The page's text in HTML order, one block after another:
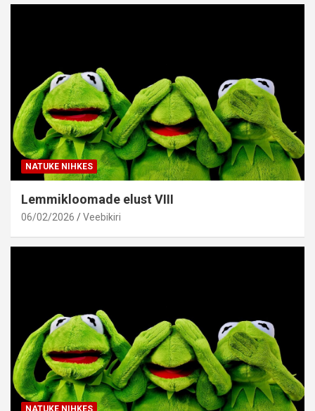
NATUKE NIHKES
Lemmikloomade elust VIII
06/02/2026 Veebikiri
NATUKE NIHKES